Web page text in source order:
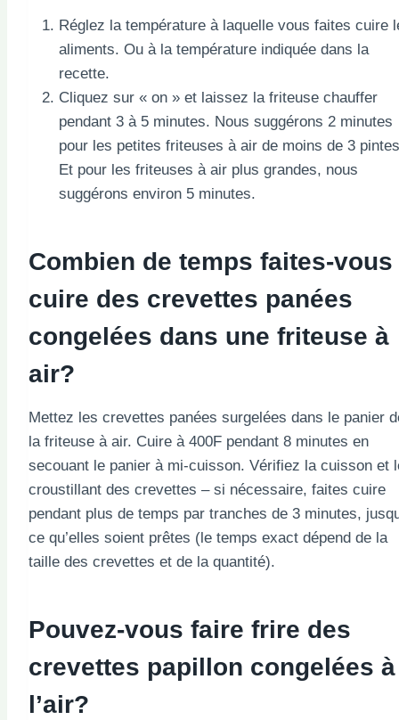
Réglez la température à laquelle vous faites cuire
aliments. Ou à la température indiquée dans la
recette.
Cliquez sur « on » et laissez la friteuse chauffer
pendant 3 à 5 minutes. Nous suggérons 2 minutes
pour les petites friteuses à air de moins de 3
Et pour les friteuses à air plus grandes, nous
suggérons environ 5 minutes.
Combien de temps faites-vous
cuire des crevettes panées
congelées dans une friteuse à
air?
Mettez les crevettes panées surgelées dans le panier
la friteuse à air. Cuire à 400F pendant 8 minutes en
secouant le panier à mi-cuisson. Vérifiez la cuisson et
croustillant des crevettes – si nécessaire, faites cuire
pendant plus de temps par tranches de 3 minutes,
ce qu’elles soient prêtes (le temps exact dépend de la
taille des crevettes et de la quantité).
Pouvez-vous faire frire des
crevettes papillon congelées à
l’air?